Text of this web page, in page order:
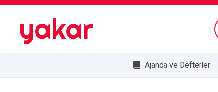
yakar
Ajanda ve Defterler